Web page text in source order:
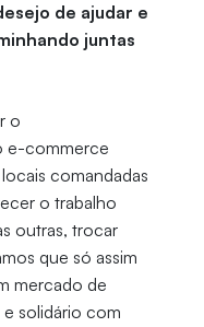
de ajudar e
juntas
o
e-commerce
comandadas
o trabalho
outras, trocar
que só assim
mercado de
e solidário com